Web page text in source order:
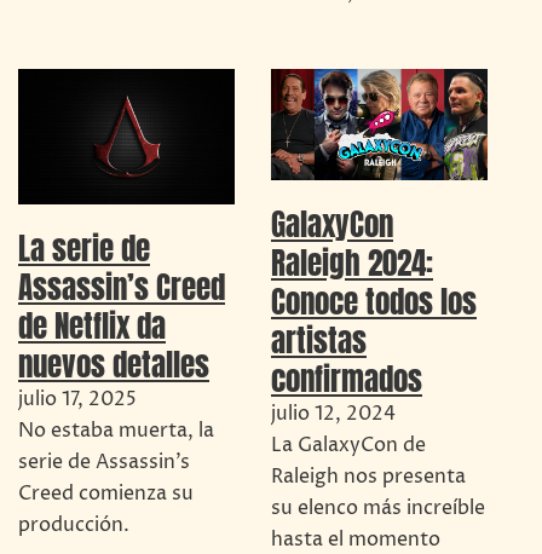
La serie de
Assassin’s Creed
de Netflix da
nuevos detalles
julio 17, 2025
No estaba muerta, la
serie de Assassin’s
Creed comienza su
producción.
GalaxyCon
Raleigh 2024:
Conoce todos los
artistas
confirmados
julio 12, 2024
La GalaxyCon de
Raleigh nos presenta
su elenco más increíble
hasta el momento